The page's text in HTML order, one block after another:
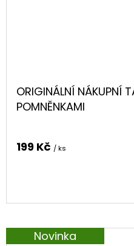
ORIGINÁLNÍ NÁKUPNÍ
POMNĚNKAMI
199 Kč / ks
Novinka